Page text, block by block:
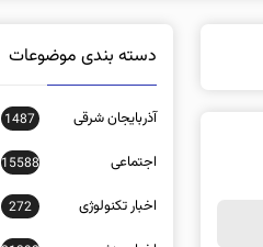
دسته بندی موضوعات
آذربایجان شرقی 1487
اجتماعی 15588
اخبار تکنولوژی 272